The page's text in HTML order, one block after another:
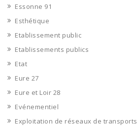
Essonne 91
Esthétique
Etablissement public
Etablissements publics
Etat
Eure 27
Eure et Loir 28
Evénementiel
Exploitation de réseaux de transports